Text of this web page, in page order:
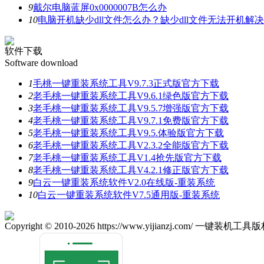
9戴尔电脑蓝屏0x0000007B怎么办
10电脑开机缺少dll文件怎么办？缺少dll文件无法开机解
软件下载
Software download
1毛桃一键重装系统工具V9.7.3正式版官方下载
2老毛桃一键重装系统工具V9.6.1绿色版官方下载
3老毛桃一键重装系统工具V9.5.7增强版官方下载
4老毛桃一键重装系统工具V9.7.1免费版官方下载
5老毛桃一键重装系统工具V9.5.体验版官方下载
6老毛桃一键重装系统工具V2.3.2全能版官方下载
7老毛桃一键重装系统工具V1.4抢先版官方下载
8老毛桃一键重装系统工具V4.2.1修正版官方下载
9白云一键重装系统软件V2.0在线版-重装系统
10白云一键重装系统软件V7.5通用版-重装系统
Copyright © 2010-2026 https://www.yijianzj.com/ 一键装机工具